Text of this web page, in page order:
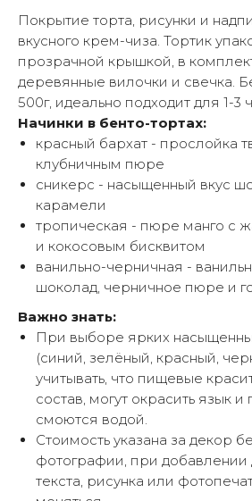
Покрытие торта, рисунки и
вкусного крем-чиза. Тортик
прозрачной крышкой, в
деревянные вилочки и свечка.
500г, идеально подходит для 1-3
Начинки в бенто-тортах:
красный бархат - прослойка
клубничным пюре
сникерс - насыщенный вкус
карамели
тропическая - пюре манго с
и кокосовым бисквитом
ванильно-черничная -
шоколад, черничное пюре и
Важно знать:
При выборе ярких
(синий, зелёный, красный,
учитывать, что пищевые
состав, могут окрасить язык и
смоются водой.
Стоимость указана за декор
фотографии, при добавлении
текста, рисунка или